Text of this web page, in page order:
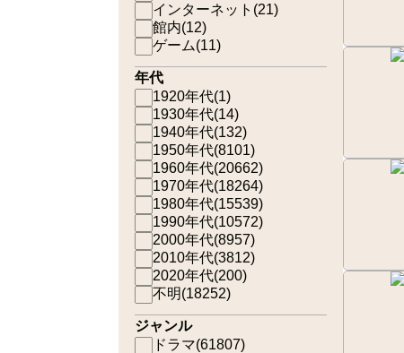
インターネット (21)
館内(12)
ゲーム(11)
年代
1920年代(1)
1930年代(14)
1940年代(132)
1950年代(8101)
1960年代(20662)
1970年代(18264)
1980年代(15539)
1990年代(10572)
2000年代(8957)
2010年代(3812)
2020年代(200)
不明(18252)
ジャンル
ドラマ(61807)